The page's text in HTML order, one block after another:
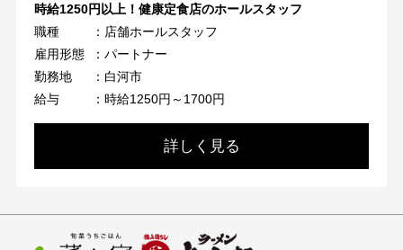
時給1250円以上！健康定食店のホールスタッフ
職種
：店舗ホールスタッフ
雇用形態
：パートナー
勤務地
：白河市
給与
：時給1250円～1700円
詳しく見る